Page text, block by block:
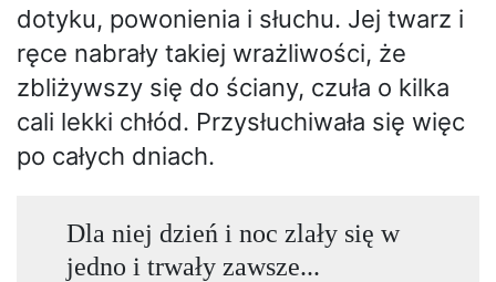
dotyku, powonienia i słuchu. Jej twarz i
ręce nabrały takiej wrażliwości, że
zbliżywszy się do ściany, czuła o kilka
cali lekki chłód. Przysłuchiwała się więc
po całych dniach.
Dla niej dzień i noc zlały się w
jedno i trwały zawsze...